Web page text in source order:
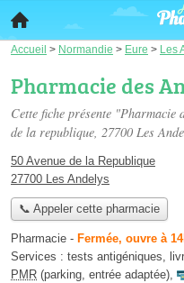
Accueil > Normandie > Eure > Les
Pharmacie des
Cette fiche présente "Pharmacie
de la republique, 27700 Les
50 Avenue de la Republique
27700 Les Andelys
📞 Appeler cette pharmacie
Pharmacie - Fermée, ouvre à
Services : tests antigéniques,
PMR (parking, entrée adaptée),